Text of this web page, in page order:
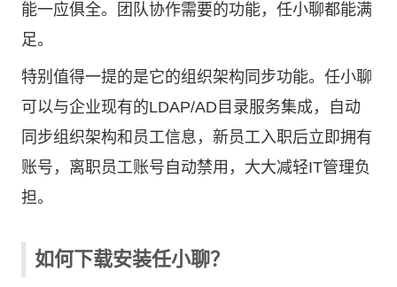
能一应俱全。团队协作需要的功能，任小聊都能满
足。
特别值得一提的是它的组织架构同步功能。任小聊
可以与企业现有的LDAP/AD目录服务集成，自动
同步组织架构和员工信息，新员工入职后立即拥有
账号，离职员工账号自动禁用，大大减轻IT管理负
担。
如何下载安装任小聊？